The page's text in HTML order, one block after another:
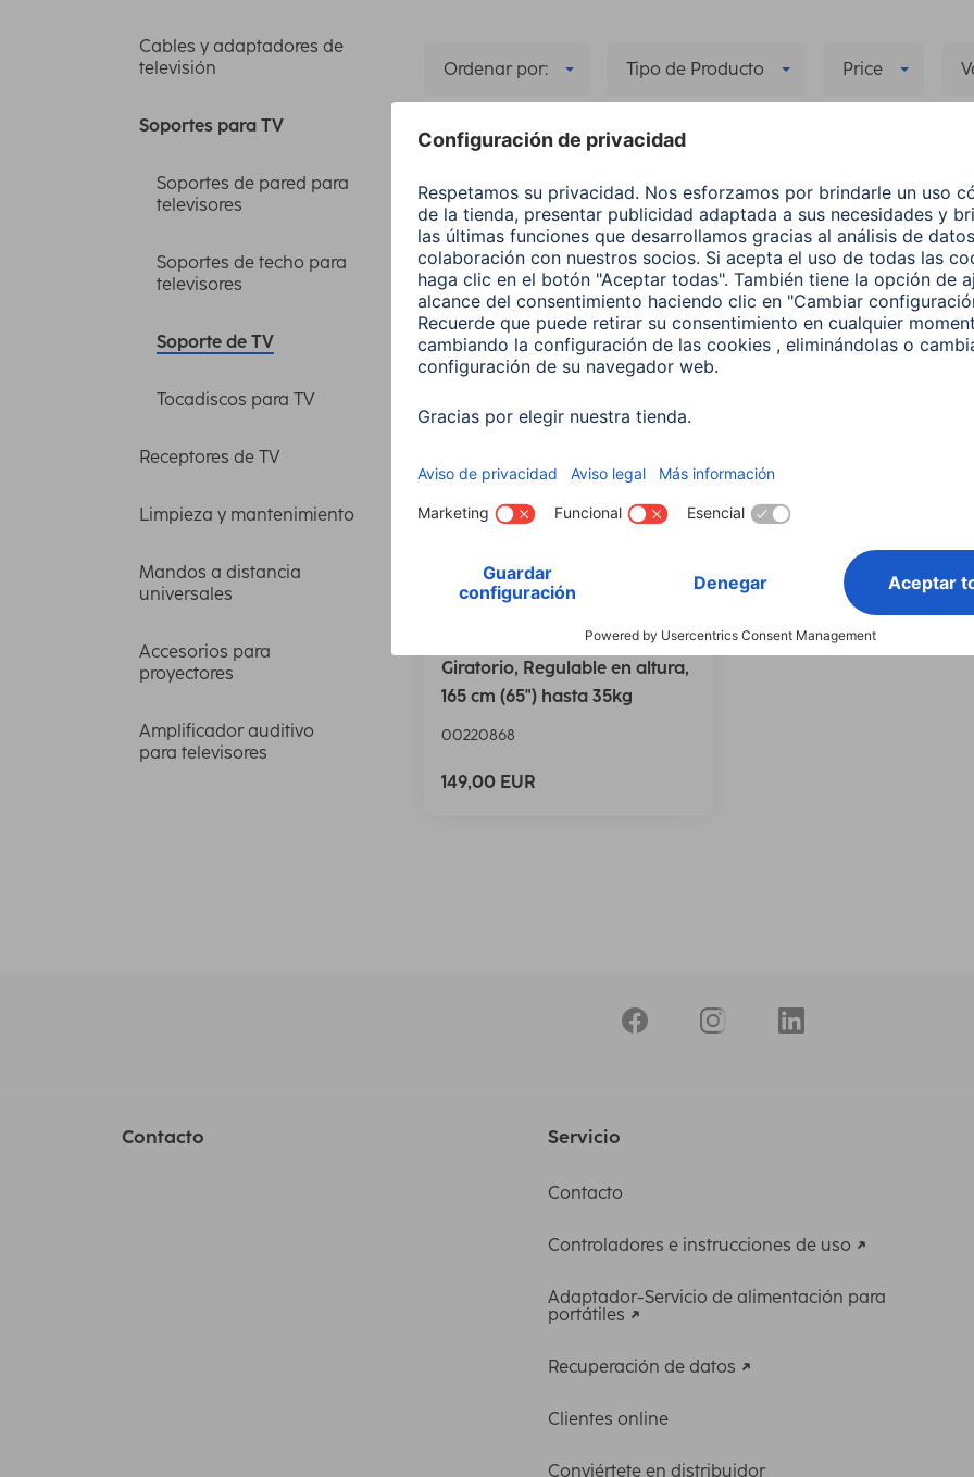
Cables y adaptadores de
televisión
Soportes para TV
Soportes de pared para
televisores
Soportes de techo para
televisores
Soporte de TV
Tocadiscos para TV
Receptores de TV
Limpieza y mantenimiento
Mandos a distancia
universales
Accesorios para
proyectores
Amplificador auditivo
para televisores
Ordenar por: Tipo de Producto Price
Estándar VESA Carga Máxima
Carga Máxima: 35 kg Delete all filters
1 artículo
Hama Soporte de TV,
Giratorio, Regulable en altura,
165 cm (65") hasta 35kg
00220868
149,00 EUR
Contacto Servicio
Contacto
Controladores e instrucciones de uso
Adaptador-Servicio de alimentación para
portátiles
Recuperación de datos
Clientes online
Conviértete en distribuidor